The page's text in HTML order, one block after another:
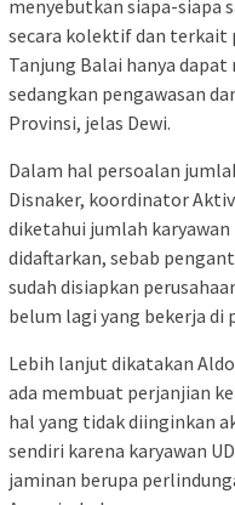
menyebutkan siapa-siapa
secara kolektif dan terkait
Tanjung Balai hanya
sedangkan pengawasan
Provinsi, jelas Dewi.
Dalam hal persoalan
Disnaker, koordinator
diketahui jumlah karyawan
didaftarkan, sebab
sudah disiapkan
belum lagi yang bekerja di
Lebih lanjut dikatakan
ada membuat perjanjian
hal yang tidak diinginkan
sendiri karena karyawan
jaminan berupa